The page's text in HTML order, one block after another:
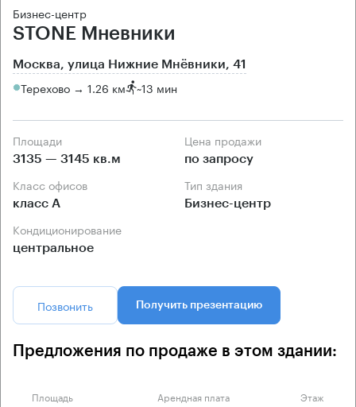
Бизнес-центр
STONE Мневники
Москва, улица Нижние Мнёвники, 41
Терехово → 1.26 км ~13 мин
Площади
3135 — 3145 кв.м
Цена продажи
по запросу
Класс офисов
класс А
Тип здания
Бизнес-центр
Кондиционирование
центральное
Позвонить Получить презентацию
Предложения по продаже в этом здании:
Площадь Арендная плата Этаж